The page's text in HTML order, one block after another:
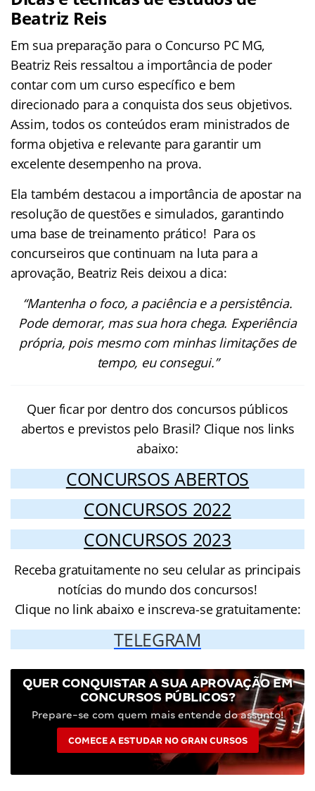
Beatriz Reis
Em sua preparação para o Concurso PC MG,
Beatriz Reis ressaltou a importância de poder
contar com um curso específico e bem
direcionado para a conquista dos seus objetivos.
Assim, todos os conteúdos eram ministrados de
forma objetiva e relevante para garantir um
excelente desempenho na prova.
Ela também destacou a importância de apostar na
resolução de questões e simulados, garantindo
uma base de treinamento prático! Para os
concurseiros que continuam na luta para a
aprovação, Beatriz Reis deixou a dica:
“Mantenha o foco, a paciência e a persistência.
Pode demorar, mas sua hora chega. Experiência
própria, pois mesmo com minhas limitações de
tempo, eu consegui.”
Quer ficar por dentro dos concursos públicos
abertos e previstos pelo Brasil? Clique nos links
abaixo:
CONCURSOS ABERTOS
CONCURSOS 2022
CONCURSOS 2023
Receba gratuitamente no seu celular as principais
notícias do mundo dos concursos!
Clique no link abaixo e inscreva-se gratuitamente:
TELEGRAM
QUER CONQUISTAR A SUA APROVAÇÃO EM
CONCURSOS PÚBLICOS?
Prepare-se com quem mais entende do assunto!
COMECE A ESTUDAR NO GRAN CURSOS